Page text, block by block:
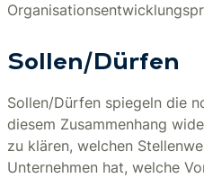
Sollen/Dürfen
Sollen/Dürfen spiegeln die
diesem Zusammenhang
zu klären, welchen
Unternehmen hat, welche